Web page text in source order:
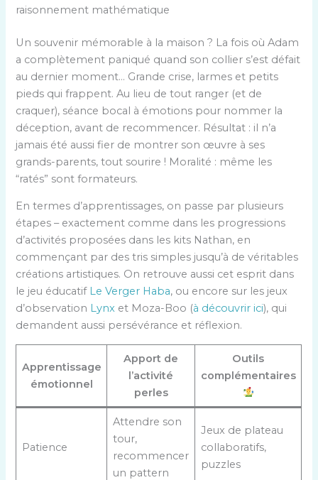
raisonnement mathématique
Un souvenir mémorable à la maison ? La fois où Adam
a complètement paniqué quand son collier s’est défait
au dernier moment… Grande crise, larmes et petits
pieds qui frappent. Au lieu de tout ranger (et de
craquer), séance bocal à émotions pour nommer la
déception, avant de recommencer. Résultat : il n’a
jamais été aussi fier de montrer son œuvre à ses
grands-parents, tout sourire ! Moralité : même les
“ratés” sont formateurs.
En termes d’apprentissages, on passe par plusieurs
étapes – exactement comme dans les progressions
d’activités proposées dans les kits Nathan, en
commençant par des tris simples jusqu’à de véritables
créations artistiques. On retrouve aussi cet esprit dans
le jeu éducatif Le Verger Haba, ou encore sur les jeux
d’observation Lynx et Moza-Boo (à découvrir ici), qui
demandent aussi persévérance et réflexion.
Apprentissage
émotionnel
Apport de
l’activité
perles
Outils
complémentaires
Patience
Attendre son
tour,
recommencer
un pattern
Jeux de plateau
collaboratifs,
puzzles